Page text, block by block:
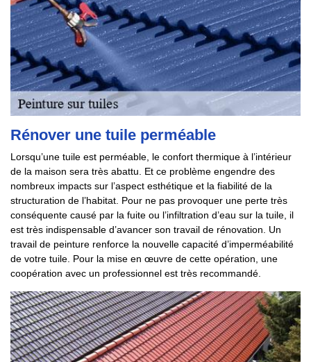
Rénover une tuile perméable
Lorsqu’une tuile est perméable, le confort thermique à l’intérieur
de la maison sera très abattu. Et ce problème engendre des
nombreux impacts sur l’aspect esthétique et la fiabilité de la
structuration de l’habitat. Pour ne pas provoquer une perte très
conséquente causé par la fuite ou l’infiltration d’eau sur la tuile, il
est très indispensable d’avancer son travail de rénovation. Un
travail de peinture renforce la nouvelle capacité d’imperméabilité
de votre tuile. Pour la mise en œuvre de cette opération, une
coopération avec un professionnel est très recommandé.